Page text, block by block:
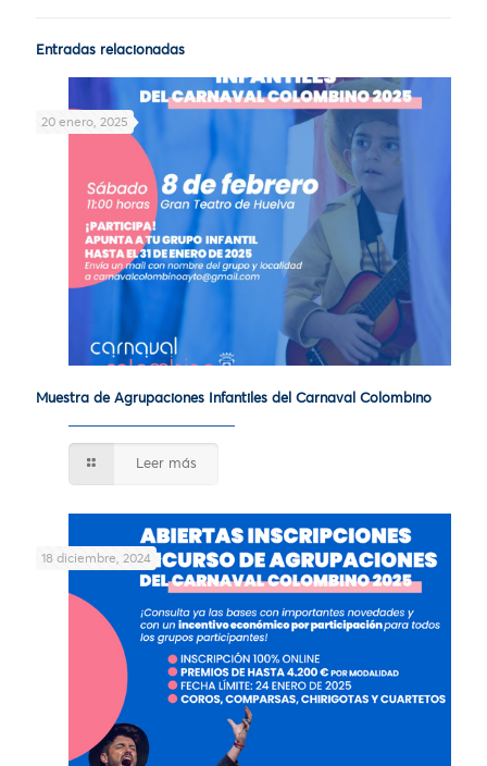
Entradas relacionadas
20 enero, 2025
Muestra de Agrupaciones Infantiles del Carnaval Colombino
Leer más
18 diciembre, 2024